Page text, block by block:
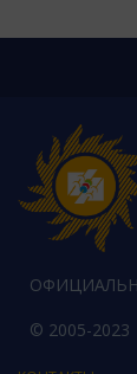
© 2005-2023